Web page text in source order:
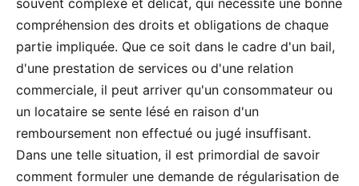
souvent complexe et délicat, qui nécessite une bonne
compréhension des droits et obligations de chaque
partie impliquée. Que ce soit dans le cadre d'un bail,
d'une prestation de services ou d'une relation
commerciale, il peut arriver qu'un consommateur ou
un locataire se sente lésé en raison d'un
remboursement non effectué ou jugé insuffisant.
Dans une telle situation, il est primordial de savoir
comment formuler une demande de régularisation de